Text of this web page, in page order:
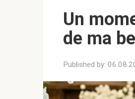
Un
de ma
Published by: